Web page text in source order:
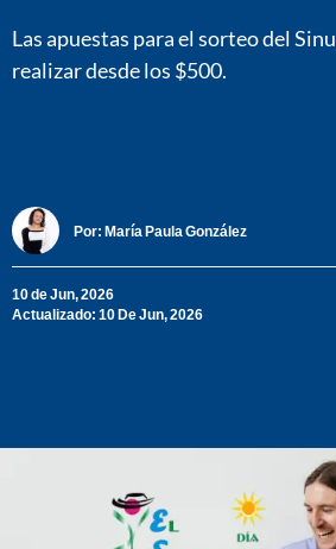
Las apuestas para el sorteo del
realizar desde los $500.
Por: María Paula González
10 de Jun, 2026
Actualizado: 10 De Jun, 2026